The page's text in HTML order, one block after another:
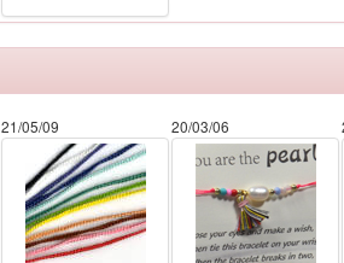
21/05/09 20/03/06